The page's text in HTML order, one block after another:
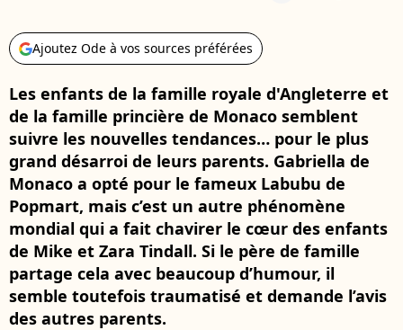
Ajoutez Ode à vos sources préférées
Les enfants de la famille royale d'Angleterre et
de la famille princière de Monaco semblent
suivre les nouvelles tendances… pour le plus
grand désarroi de leurs parents. Gabriella de
Monaco a opté pour le fameux Labubu de
Popmart, mais c’est un autre phénomène
mondial qui a fait chavirer le cœur des enfants
de Mike et Zara Tindall. Si le père de famille
partage cela avec beaucoup d’humour, il
semble toutefois traumatisé et demande l’avis
des autres parents.